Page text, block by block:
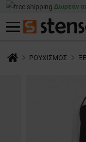
Δωρεάν
ΡΟΥΧΙΣΜΟΣ